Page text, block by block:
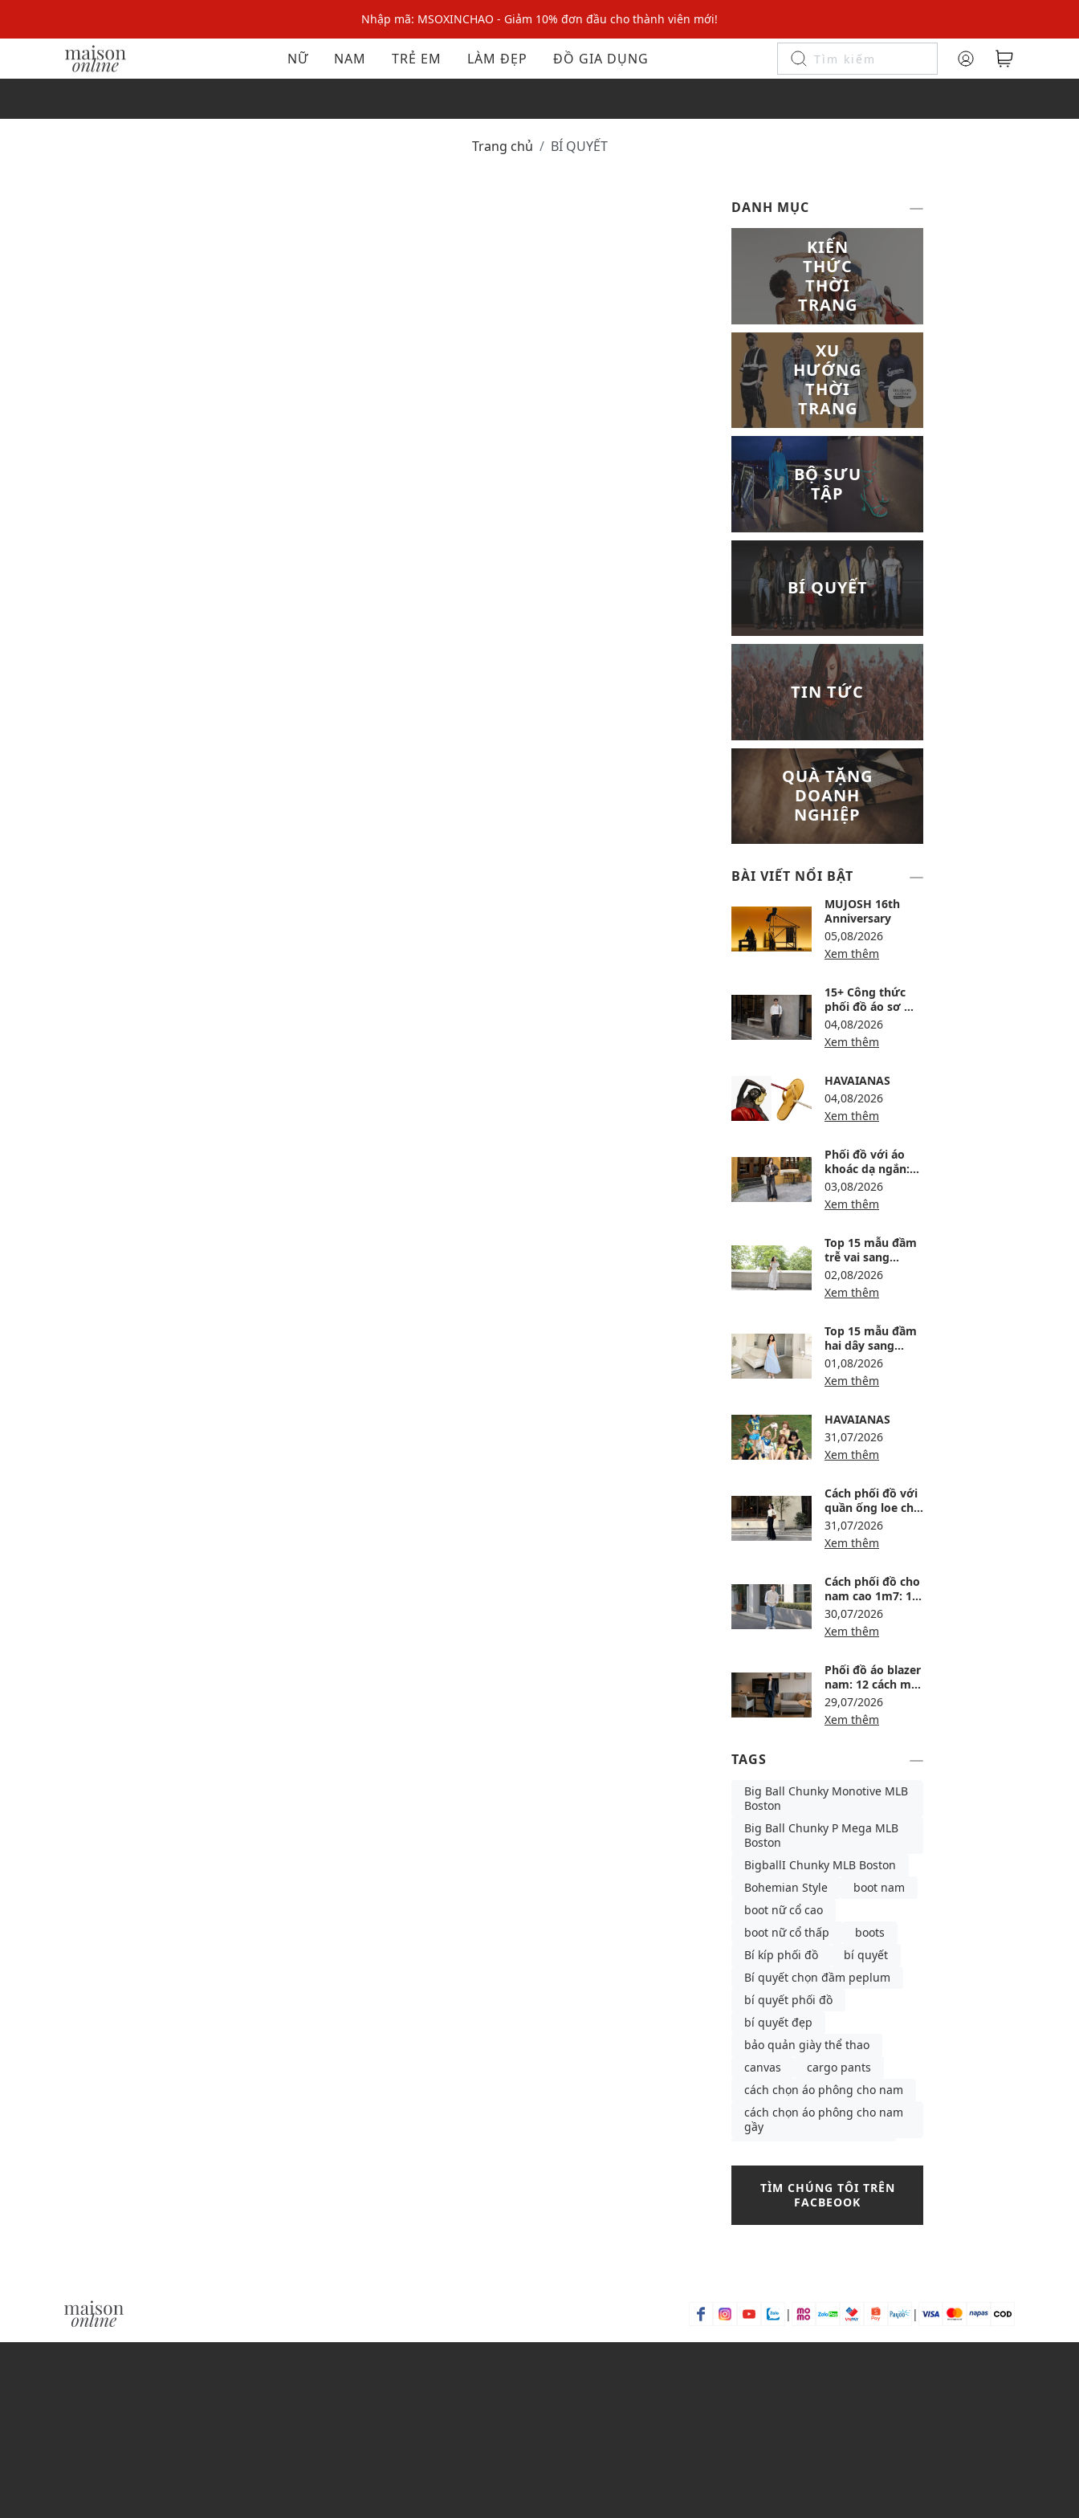
Nhập mã: MSOXINCHAO - Giảm 10% đơn đầu cho thành viên mới!
Nhập mã MSOPAY100: giảm ngay 10% khi thanh toán trực tuyến
Nhập mã: MSOXINCHAO - Giảm 10% đơn đầu cho thành viên mới!
NỮ NAM TRẺ EM LÀM ĐẸP ĐỒ GIA DỤNG
Trang chủ BÍ QUYẾT
DANH MỤC
KIẾN
THỨC
THỜI
TRANG
XU
HƯỚNG
THỜI
TRANG
BỘ SƯU
TẬP
BÍ QUYẾT
TIN TỨC
QUÀ TẶNG
DOANH
NGHIỆP
BÀI VIẾT NỔI BẬT
MUJOSH 16th
Anniversary
05,08/2026
Xem thêm
15+ Công thức
phối đồ áo sơ mi
trắng nam lịch
lãm, trẻ và dễ
mặc
04,08/2026
Xem thêm
HAVAIANAS
04,08/2026
Xem thêm
Phối đồ với áo
khoác dạ ngắn:
12 công thức ấm,
gọn và sang
03,08/2026
Xem thêm
Top 15 mẫu đầm
trễ vai sang
trọng, dự tiệc
thanh lịch
02,08/2026
Xem thêm
Top 15 mẫu đầm
hai dây sang
trọng, thanh lịch
01,08/2026
Xem thêm
HAVAIANAS
31,07/2026
Xem thêm
Cách phối đồ với
quần ống loe cho
người lùn: 8 công
thức tôn dáng
31,07/2026
Xem thêm
Cách phối đồ cho
nam cao 1m7: 15
outfit gọn dáng,
dễ mặc
30,07/2026
Xem thêm
Phối đồ áo blazer
nam: 12 cách mặc
lịch lãm, trẻ và dễ
ứng dụng
29,07/2026
Xem thêm
TAGS
Big Ball Chunky Monotive MLB
Boston
Big Ball Chunky P Mega MLB
Boston
BigballI Chunky MLB Boston
Bohemian Style
boot nam
boot nữ cổ cao
boot nữ cổ thấp
boots
Bí kíp phối đồ
bí quyết
Bí quyết chọn đầm peplum
bí quyết phối đồ
bí quyết đẹp
bảo quản giày thể thao
canvas
cargo pants
cách chọn áo phông cho nam
cách chọn áo phông cho nam
gầy
nhí
cách thắt khăn lụa
chân váy chữ a
chân váy công sở
TÌM CHÚNG TÔI TRÊN
FACBEOOK
| |